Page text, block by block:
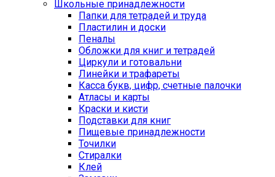
Школьные принадлежности
Папки для тетрадей и труда
Пластилин и доски
Пеналы
Обложки для книг и тетрадей
Циркули и готовальни
Линейки и трафареты
Касса букв, цифр, счетные палочки
Атласы и карты
Краски и кисти
Подставки для книг
Пищевые принадлежности
Точилки
Стиралки
Клей